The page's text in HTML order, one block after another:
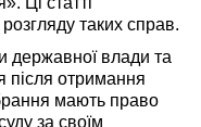
таких справ.
державної влади та
після отримання
мають право
за своїм